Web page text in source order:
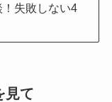
失敗しない4
見て